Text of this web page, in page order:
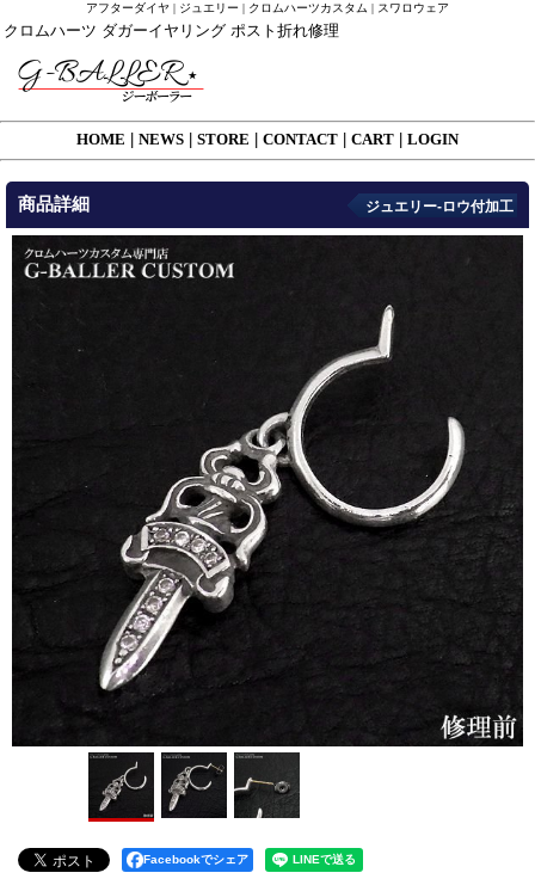
アフターダイヤ | ジュエリー | クロムハーツカスタム | スワロウェア
クロムハーツ ダガーイヤリング ポスト折れ修理
HOME NEWS STORE CONTACT CART LOGIN
商品詳細 ジュエリー-ロウ付加工
Facebookでシェア